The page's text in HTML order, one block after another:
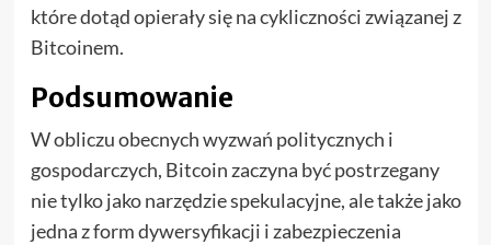
które dotąd opierały się na cykliczności związanej z
Bitcoinem.
Podsumowanie
W obliczu obecnych wyzwań politycznych i
gospodarczych, Bitcoin zaczyna być postrzegany
nie tylko jako narzędzie spekulacyjne, ale także jako
jedna z form dywersyfikacji i zabezpieczenia